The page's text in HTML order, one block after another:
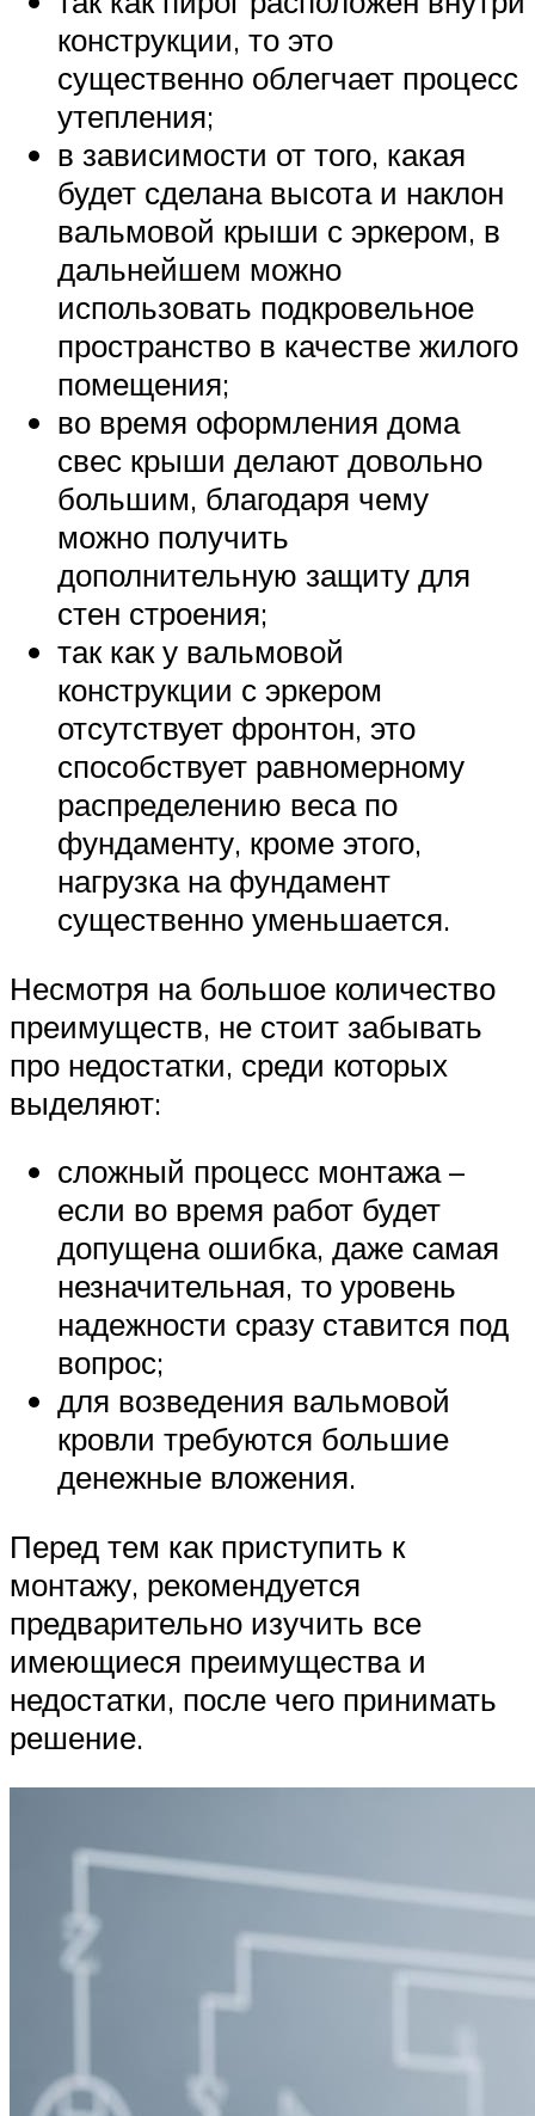
конструкции, то это
существенно облегчает процесс
утепления;
в зависимости от того, какая
будет сделана высота и наклон
вальмовой крыши с эркером, в
дальнейшем можно
использовать подкровельное
пространство в качестве жилого
помещения;
во время оформления дома
свес крыши делают довольно
большим, благодаря чему
можно получить
дополнительную защиту для
стен строения;
так как у вальмовой
конструкции с эркером
отсутствует фронтон, это
способствует равномерному
распределению веса по
фундаменту, кроме этого,
нагрузка на фундамент
существенно уменьшается.
Несмотря на большое количество
преимуществ, не стоит забывать
про недостатки, среди которых
выделяют:
сложный процесс монтажа –
если во время работ будет
допущена ошибка, даже самая
незначительная, то уровень
надежности сразу ставится под
вопрос;
для возведения вальмовой
кровли требуются большие
денежные вложения.
Перед тем как приступить к
монтажу, рекомендуется
предварительно изучить все
имеющиеся преимущества и
недостатки, после чего принимать
решение.